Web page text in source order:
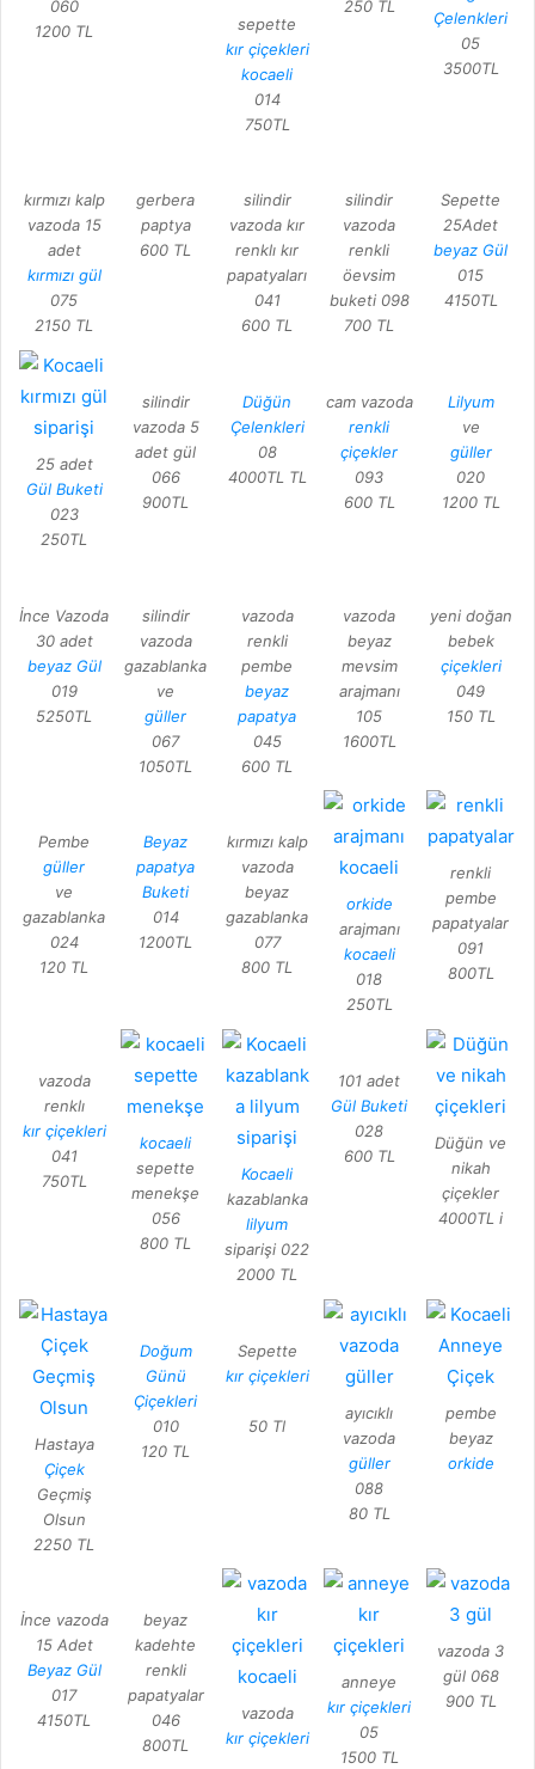
060
1200 TL
sepette
kır çiçekleri
kocaeli
014
750TL
250 TL
Çelenkleri
05
3500TL
kırmızı kalp
vazoda 15
adet
kırmızı gül
075
2150 TL
gerbera
paptya
600 TL
silindir
vazoda kır
renklı kır
papatyaları
041
600 TL
silindir
vazoda
renkli
öevsim
buketi 098
700 TL
Sepette
25Adet
beyaz Gül
015
4150TL
25 adet
Gül Buketi
023
250TL
silindir
vazoda 5
adet gül
066
900TL
Düğün
Çelenkleri
08
4000TL TL
cam vazoda
renkli
çiçekler
093
600 TL
Lilyum
ve
güller
020
1200 TL
İnce Vazoda
30 adet
beyaz Gül
019
5250TL
silindir
vazoda
gazablanka
ve
güller
067
1050TL
vazoda
renkli
pembe
beyaz
papatya
045
600 TL
vazoda
beyaz
mevsim
arajmanı
105
1600TL
yeni doğan
bebek
çiçekleri
049
150 TL
Pembe
güller
ve
gazablanka
024
120 TL
Beyaz
papatya
Buketi
014
1200TL
kırmızı kalp
vazoda
beyaz
gazablanka
077
800 TL
orkide
arajmanı
kocaeli
018
250TL
renkli
pembe
papatyalar
091
800TL
vazoda
renklı
kır çiçekleri
041
750TL
kocaeli
sepette
menekşe
056
800 TL
Kocaeli
kazablanka
lilyum
siparişi 022
2000 TL
101 adet
Gül Buketi
028
600 TL
Düğün ve
nikah
çiçekler
4000TL i
Hastaya
Çiçek
Geçmiş
Olsun
2250 TL
Doğum
Günü
Çiçekleri
010
120 TL
Sepette
kır çiçekleri
50 Tl
ayıcıklı
vazoda
güller
088
80 TL
pembe
beyaz
orkide
İnce vazoda
15 Adet
Beyaz Gül
017
4150TL
beyaz
kadehte
renkli
papatyalar
046
800TL
vazoda
kır çiçekleri
anneye
kır çiçekleri
05
1500 TL
vazoda 3
gül 068
900 TL